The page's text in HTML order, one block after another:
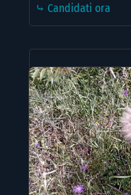
⤷ Candidati ora